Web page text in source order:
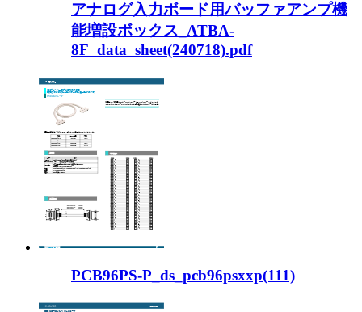
アナログ入力ボード用バッファアンプ機
能増設ボックス_ATBA-
8F_data_sheet(240718).pdf
PCB96PS-P_ds_pcb96psxxp(111)